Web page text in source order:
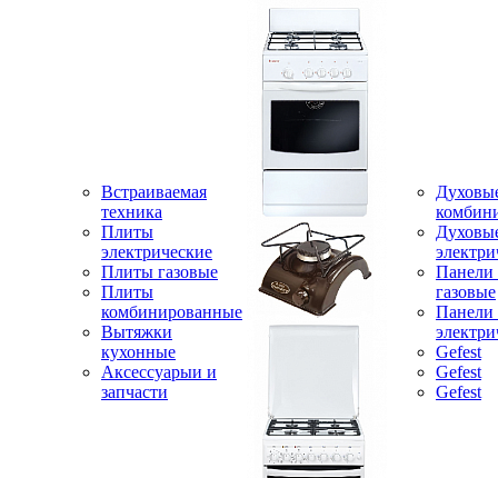
Встраиваемая
техника
Плиты
электрические
Плиты газовые
Плиты
комбинированные
Вытяжки
кухонные
Аксессуарыи и
запчасти
Панели
газовые
Панели
Gefest
Gefest
Gefest